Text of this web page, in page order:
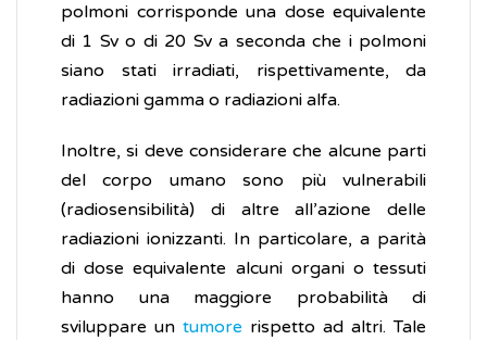
polmoni corrisponde una dose equivalente
di 1 Sv o di 20 Sv a seconda che i polmoni
siano stati irradiati, rispettivamente, da
radiazioni gamma o radiazioni alfa.
Inoltre, si deve considerare che alcune parti
del corpo umano sono più vulnerabili
(radiosensibilità) di altre all’azione delle
radiazioni ionizzanti. In particolare, a parità
di dose equivalente alcuni organi o tessuti
hanno una maggiore probabilità di
sviluppare un tumore rispetto ad altri. Tale